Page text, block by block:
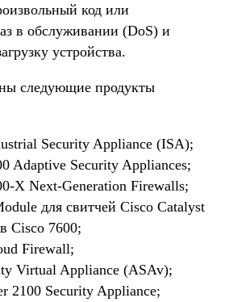
код или
в обслуживании (DoS) и
устройства.
следующие продукты
Security Appliance (ISA);
Adaptive Security Appliances;
X Next-Generation Firewalls;
для свитчей Cisco Catalyst
Cisco 7600;
Firewall;
Virtual Appliance (ASAv);
2100 Security Appliance;